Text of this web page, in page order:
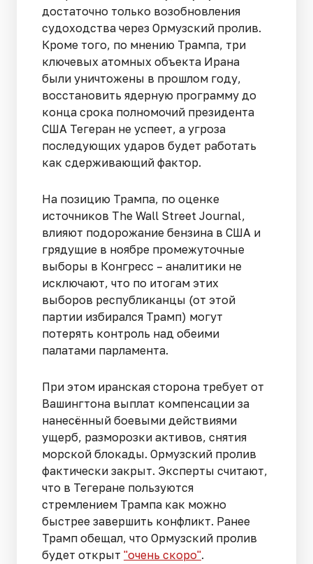
достаточно только возобновления
судоходства через Ормузский пролив.
Кроме того, по мнению Трампа, три
ключевых атомных объекта Ирана
были уничтожены в прошлом году,
восстановить ядерную программу до
конца срока полномочий президента
США Тегеран не успеет, а угроза
последующих ударов будет работать
как сдерживающий фактор.
На позицию Трампа, по оценке
источников The Wall Street Journal,
влияют подорожание бензина в США и
грядущие в ноябре промежуточные
выборы в Конгресс – аналитики не
исключают, что по итогам этих
выборов республиканцы (от этой
партии избирался Трамп) могут
потерять контроль над обеими
палатами парламента.
При этом иранская сторона требует от
Вашингтона выплат компенсации за
нанесённый боевыми действиями
ущерб, разморозки активов, снятия
морской блокады. Ормузский пролив
фактически закрыт. Эксперты считают,
что в Тегеране пользуются
стремлением Трампа как можно
быстрее завершить конфликт. Ранее
Трамп обещал, что Ормузский пролив
будет открыт "очень скоро".